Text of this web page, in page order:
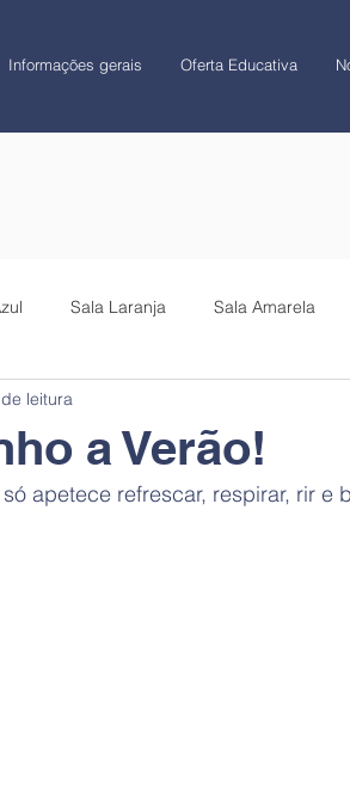
Informações gerais Oferta Educativa
Sala Laranja Sala Amarela
Colégio
a Verão!
leitura
apetece refrescar, respirar, rir e